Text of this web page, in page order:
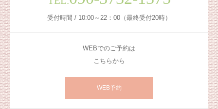
受付時間 / 10:00～22：00（最終受付20時）
WEBでのご予約は
こちらから
WEB予約